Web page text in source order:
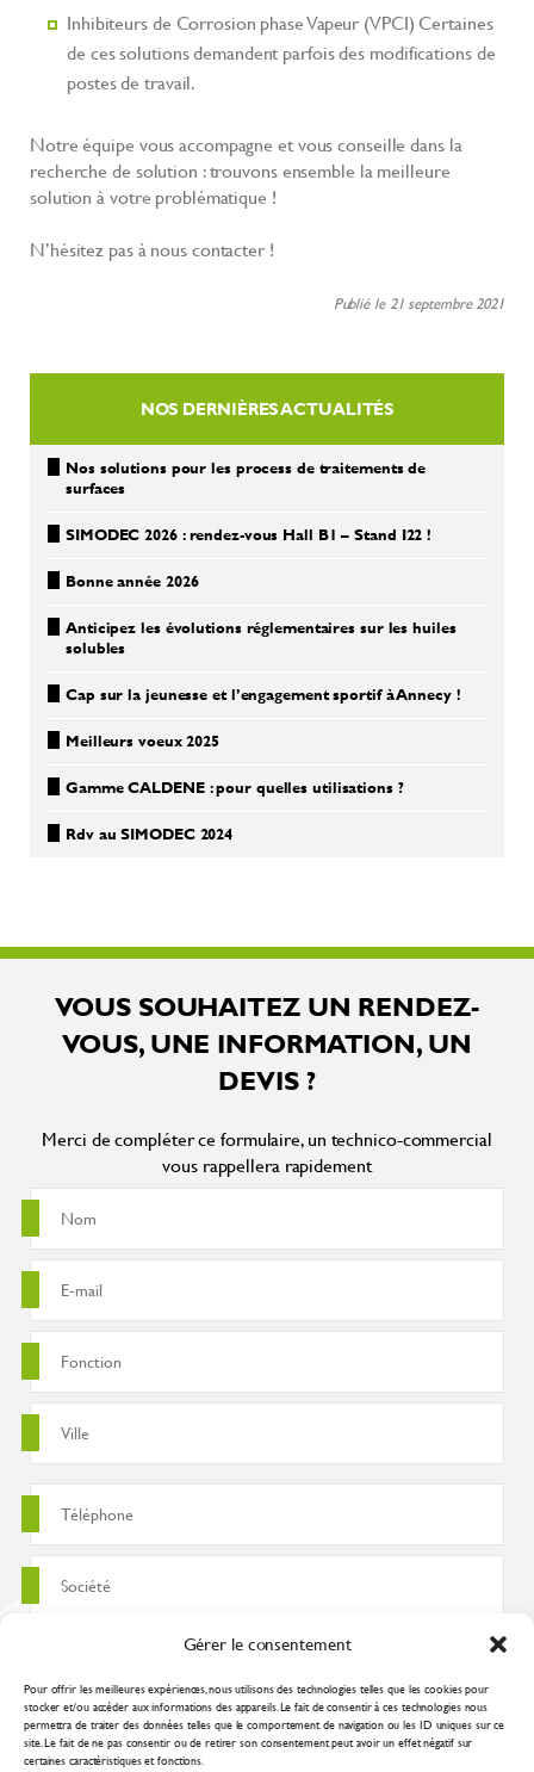
Gérer le consentement
Pour offrir les meilleures expériences, nous utilisons des technologies telles que les cookies pour
stocker et/ou accéder aux informations des appareils. Le fait de consentir à ces technologies nous
permettra de traiter des données telles que le comportement de navigation ou les ID uniques sur ce
site. Le fait de ne pas consentir ou de retirer son consentement peut avoir un effet négatif sur
certaines caractéristiques et fonctions.
Inhibiteurs de Corrosion phase Vapeur (VPCI) Certaines
de ces solutions demandent parfois des modifications de
postes de travail.
Notre équipe vous accompagne et vous conseille dans la
recherche de solution : trouvons ensemble la meilleure
solution à votre problématique !
N’hésitez pas à nous contacter !
Publié le 21 septembre 2021
NOS DERNIÈRES ACTUALITÉS
Nos solutions pour les process de traitements de
surfaces
SIMODEC 2026 : rendez-vous Hall B1 – Stand I22 !
Bonne année 2026
Anticipez les évolutions réglementaires sur les huiles
solubles
Cap sur la jeunesse et l’engagement sportif à Annecy !
Meilleurs voeux 2025
Gamme CALDENE : pour quelles utilisations ?
Rdv au SIMODEC 2024
VOUS SOUHAITEZ UN RENDEZ-
VOUS, UNE INFORMATION, UN
DEVIS ?
Merci de compléter ce formulaire, un technico-commercial
vous rappellera rapidement